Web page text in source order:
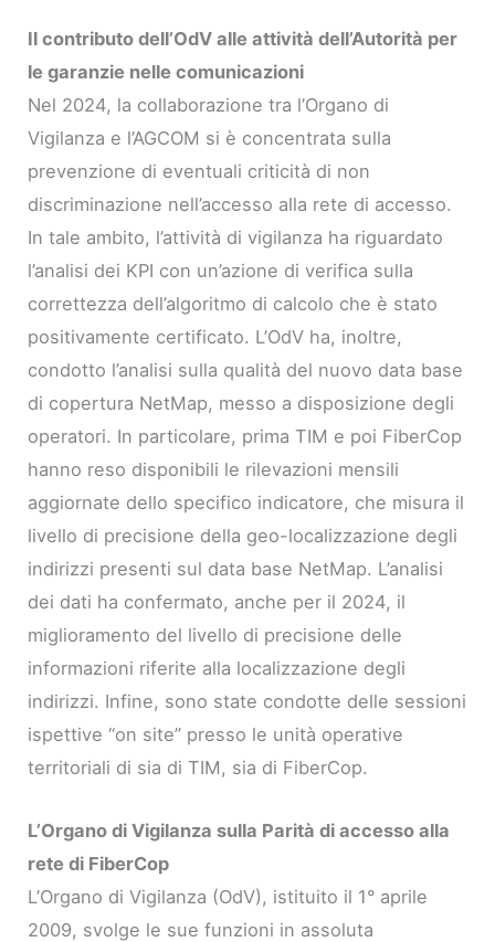
Il contributo dell’OdV alle attività dell’Autorità per
le garanzie nelle comunicazioni
Nel 2024, la collaborazione tra l’Organo di
Vigilanza e l’AGCOM si è concentrata sulla
prevenzione di eventuali criticità di non
discriminazione nell’accesso alla rete di accesso.
In tale ambito, l’attività di vigilanza ha riguardato
l’analisi dei KPI con un’azione di verifica sulla
correttezza dell’algoritmo di calcolo che è stato
positivamente certificato. L’OdV ha, inoltre,
condotto l’analisi sulla qualità del nuovo data base
di copertura NetMap, messo a disposizione degli
operatori. In particolare, prima TIM e poi FiberCop
hanno reso disponibili le rilevazioni mensili
aggiornate dello specifico indicatore, che misura il
livello di precisione della geo-localizzazione degli
indirizzi presenti sul data base NetMap. L’analisi
dei dati ha confermato, anche per il 2024, il
miglioramento del livello di precisione delle
informazioni riferite alla localizzazione degli
indirizzi. Infine, sono state condotte delle sessioni
ispettive “on site” presso le unità operative
territoriali di sia di TIM, sia di FiberCop.
L’Organo di Vigilanza sulla Parità di accesso alla
rete di FiberCop
L’Organo di Vigilanza (OdV), istituito il 1° aprile
2009, svolge le sue funzioni in assoluta